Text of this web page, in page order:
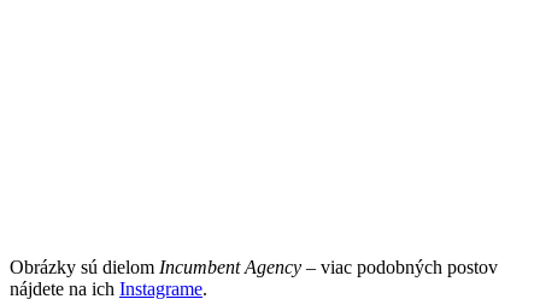
Obrázky sú dielom Incumbent Agency – viac podobných postov
nájdete na ich Instagrame.